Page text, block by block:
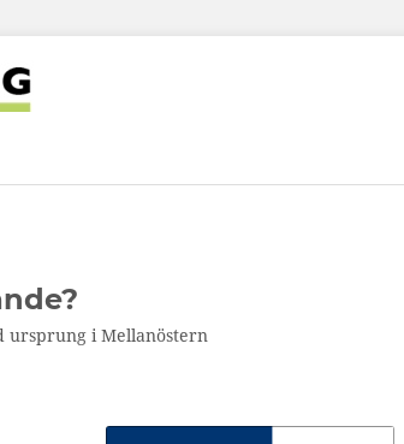
ursprung i Mellanöstern